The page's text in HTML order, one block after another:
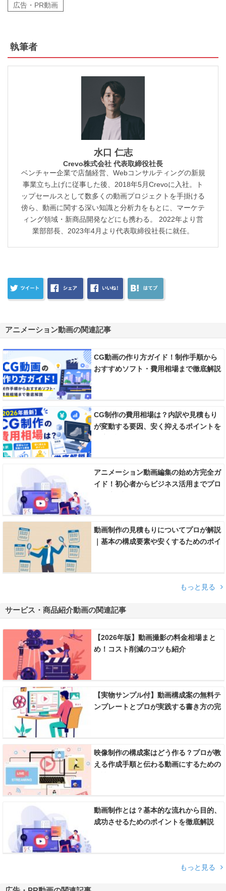
広告・PR動画
執筆者
水口 仁志
Crevo株式会社 代表取締役社長
ベンチャー企業で店舗経営、Webコンサルティングの新規
事業立ち上げに従事した後、2018年5月Crevoに入社。ト
ップセールスとして数多くの動画プロジェクトを手掛ける
傍ら、動画に関する深い知識と分析力をもとに、マーケテ
ィング領域・新商品開発などにも携わる。 2022年より営
業部部長、2023年4月より代表取締役社長に就任。
アニメーション動画の関連記事
CG動画の作り方ガイド！制作手順から
おすすめソフト・費用相場まで徹底解説
CG制作の費用相場は？内訳や見積もり
が変動する要因、安く抑えるポイントを
アニメーション動画編集の始め方完全ガ
イド！初心者からビジネス活用までプロ
動画制作の見積もりについてプロが解説
｜基本の構成要素や安くするためのポイ
もっと見る
サービス・商品紹介動画の関連記事
【2026年版】動画撮影の料金相場まと
め！コスト削減のコツも紹介
【実物サンプル付】動画構成案の無料テ
ンプレートとプロが実践する書き方の完
映像制作の構成案はどう作る？プロが教
える作成手順と伝わる動画にするための
動画制作とは？基本的な流れから目的、
成功させるためのポイントを徹底解説
もっと見る